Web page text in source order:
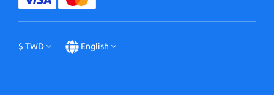
$ TWD English